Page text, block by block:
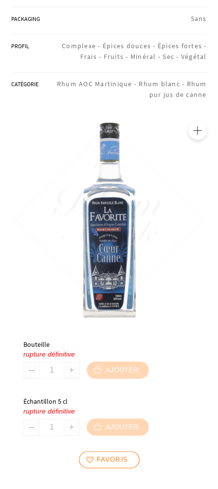
PACKAGING Sans
PROFIL Complexe - Épices douces - Épices fortes -
Frais - Fruits - Minéral - Sec - Végétal
CATÉGORIE Rhum AOC Martinique - Rhum blanc - Rhum
pur jus de canne
Bouteille
rupture définitive
AJOUTER
Échantillon 5 cl
rupture définitive
AJOUTER
FAVORIS